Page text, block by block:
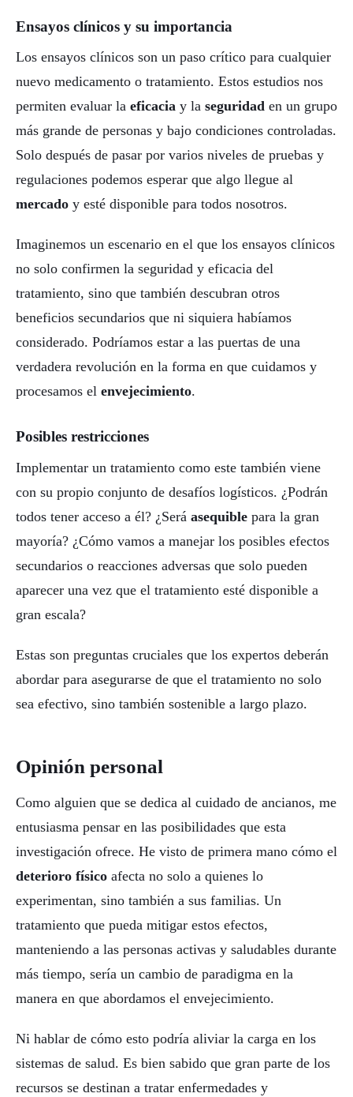
Ensayos clínicos y su importancia
Los ensayos clínicos son un paso crítico para cualquier
nuevo medicamento o tratamiento. Estos estudios nos
permiten evaluar la eficacia y la seguridad en un grupo
más grande de personas y bajo condiciones controladas.
Solo después de pasar por varios niveles de pruebas y
regulaciones podemos esperar que algo llegue al
mercado y esté disponible para todos nosotros.
Imaginemos un escenario en el que los ensayos clínicos
no solo confirmen la seguridad y eficacia del
tratamiento, sino que también descubran otros
beneficios secundarios que ni siquiera habíamos
considerado. Podríamos estar a las puertas de una
verdadera revolución en la forma en que cuidamos y
procesamos el envejecimiento.
Posibles restricciones
Implementar un tratamiento como este también viene
con su propio conjunto de desafíos logísticos. ¿Podrán
todos tener acceso a él? ¿Será asequible para la gran
mayoría? ¿Cómo vamos a manejar los posibles efectos
secundarios o reacciones adversas que solo pueden
aparecer una vez que el tratamiento esté disponible a
gran escala?
Estas son preguntas cruciales que los expertos deberán
abordar para asegurarse de que el tratamiento no solo
sea efectivo, sino también sostenible a largo plazo.
Opinión personal
Como alguien que se dedica al cuidado de ancianos, me
entusiasma pensar en las posibilidades que esta
investigación ofrece. He visto de primera mano cómo el
deterioro físico afecta no solo a quienes lo
experimentan, sino también a sus familias. Un
tratamiento que pueda mitigar estos efectos,
manteniendo a las personas activas y saludables durante
más tiempo, sería un cambio de paradigma en la
manera en que abordamos el envejecimiento.
Ni hablar de cómo esto podría aliviar la carga en los
sistemas de salud. Es bien sabido que gran parte de los
recursos se destinan a tratar enfermedades y